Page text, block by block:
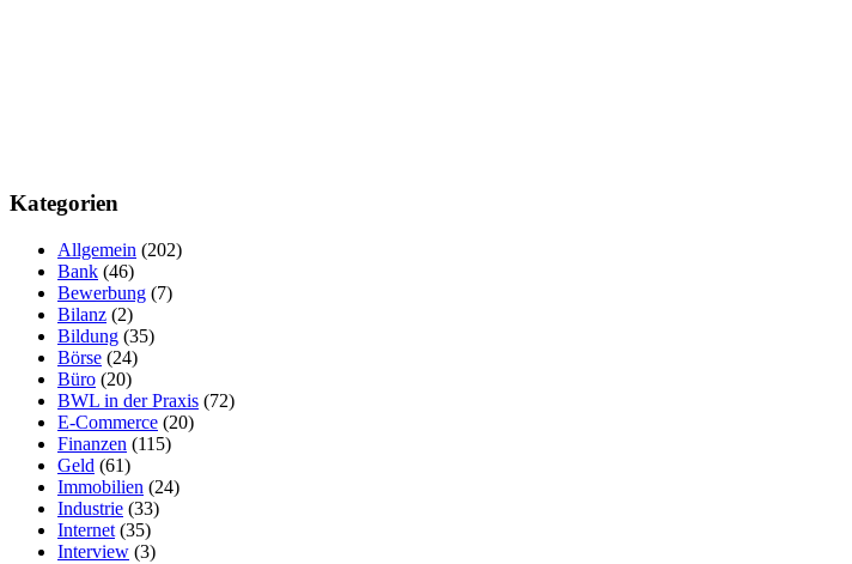
Kategorien
Allgemein (202)
Bank (46)
Bewerbung (7)
Bilanz (2)
Bildung (35)
Börse (24)
Büro (20)
BWL in der Praxis (72)
E-Commerce (20)
Finanzen (115)
Geld (61)
Immobilien (24)
Industrie (33)
Internet (35)
Interview (3)